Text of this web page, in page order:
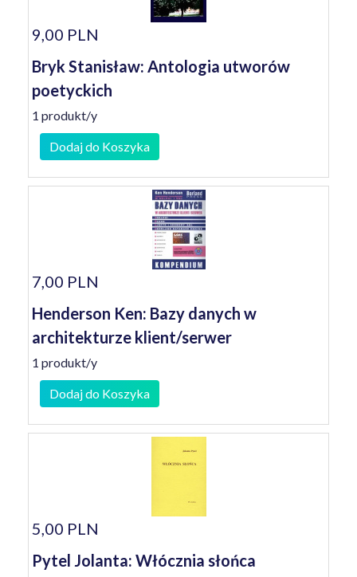
9,00 PLN
Bryk Stanisław: Antologia utworów
poetyckich
1 produkt/y
Dodaj do Koszyka
7,00 PLN
Henderson Ken: Bazy danych w
architekturze klient/serwer
1 produkt/y
Dodaj do Koszyka
5,00 PLN
Pytel Jolanta: Włócznia słońca